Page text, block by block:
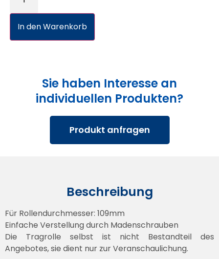
In den Warenkorb
Sie haben Interesse an
individuellen Produkten?
Produkt anfragen
Beschreibung
Für Rollendurchmesser: 109mm
Einfache Verstellung durch Madenschrauben
Die Tragrolle selbst ist nicht Bestandteil des
Angebotes, sie dient nur zur Veranschaulichung.